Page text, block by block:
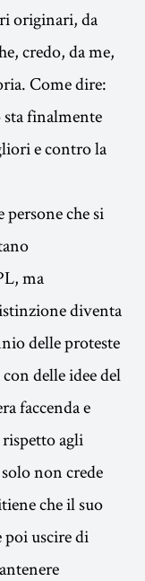
originari, da
credo, da me,
Come dire:
finalmente
e contro la
persone che si
ma
diventa
delle proteste
delle idee del
faccenda e
agli
non crede
che il suo
poi uscire di